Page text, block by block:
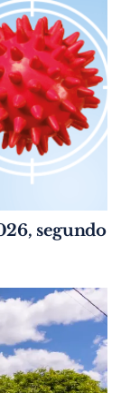
segundo